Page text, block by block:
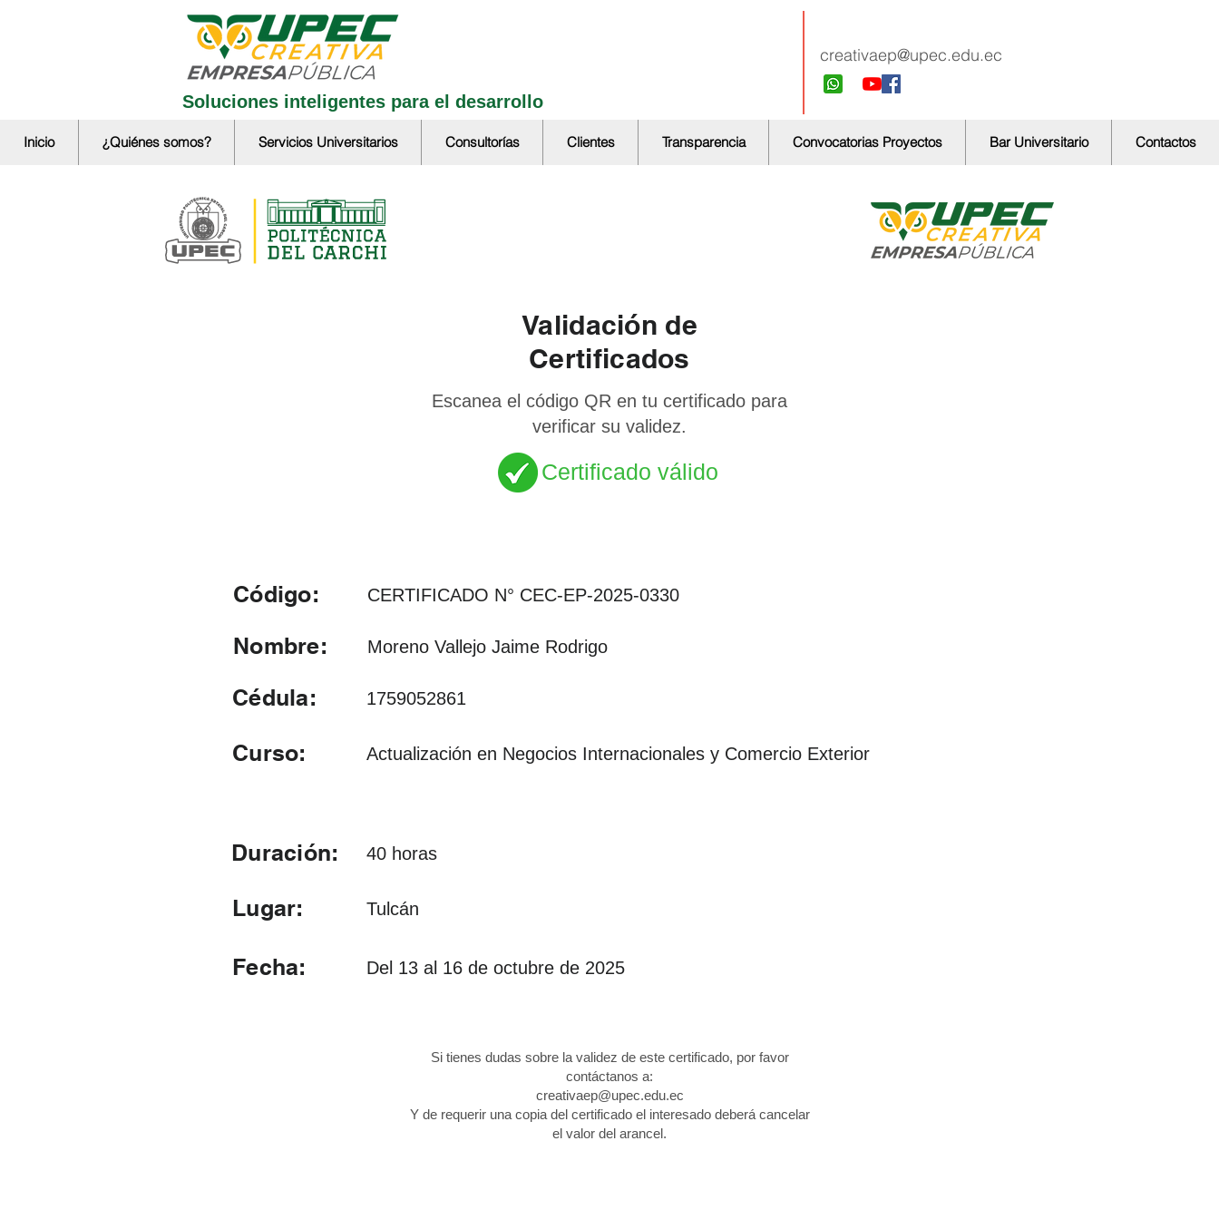
Soluciones inteligentes para el desarrollo
creativaep@upec.edu.ec
Inicio ¿Quiénes somos? Servicios Universitarios Consultorías Clientes Transparencia Convocatorias Proyectos Bar Universitario Contactos
Validación de
Certificados
Escanea el código QR en tu certificado para
verificar su validez.
Certificado válido
Código: CERTIFICADO N° CEC-EP-2025-0330
Nombre: Moreno Vallejo Jaime Rodrigo
Cédula: 1759052861
Curso: Actualización en Negocios Internacionales y Comercio Exterior
Duración: 40 horas
Lugar: Tulcán
Fecha: Del 13 al 16 de octubre de 2025
Si tienes dudas sobre la validez de este certificado, por favor
contáctanos a:
creativaep@upec.edu.ec
Y de requerir una copia del certificado el interesado deberá cancelar
el valor del arancel.